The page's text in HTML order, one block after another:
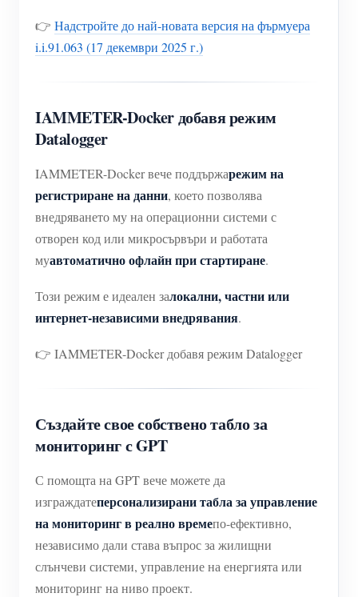
👉 Надстройте до най-новата версия на фърмуера
i.i.91.063 (17 декември 2025 г.)
IAMMETER-Docker добавя режим
Datalogger
IAMMETER-Docker вече поддържарежим на
регистриране на данни, което позволява
внедряването му на операционни системи с
отворен код или микросървъри и работата
муавтоматично офлайн при стартиране.
Този режим е идеален залокални, частни или
интернет-независими внедрявания.
👉 IAMMETER-Docker добавя режим Datalogger
Създайте свое собствено табло за
мониторинг с GPT
С помощта на GPT вече можете да
изграждатеперсонализирани табла за управление
на мониторинг в реално времепо-ефективно,
независимо дали става въпрос за жилищни
слънчеви системи, управление на енергията или
мониторинг на ниво проект.